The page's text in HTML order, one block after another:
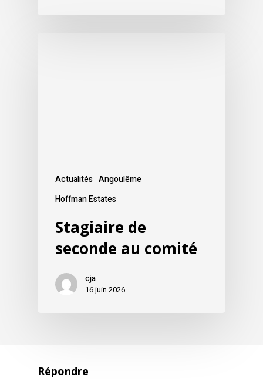
Actualités Angoulême
Hoffman Estates
Stagiaire de
seconde au comité
cja
16 juin 2026
Répondre